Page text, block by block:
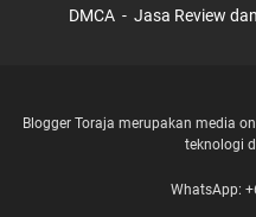
DMCA Jasa Review
Blogger Toraja merupakan media
teknologi
WhatsApp: